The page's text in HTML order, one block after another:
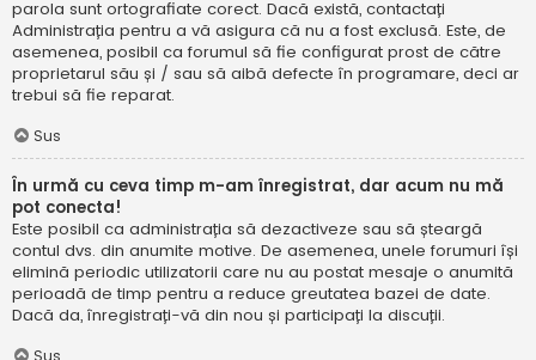
parola sunt ortografiate corect. Dacă există, contactați
Administrația pentru a vă asigura că nu a fost exclusă. Este, de
asemenea, posibil ca forumul să fie configurat prost de către
proprietarul său și / sau să aibă defecte în programare, deci ar
trebui să fie reparat.
Sus
În urmă cu ceva timp m-am înregistrat, dar acum nu mă
pot conecta!
Este posibil ca administrația să dezactiveze sau să șteargă
contul dvs. din anumite motive. De asemenea, unele forumuri își
elimină periodic utilizatorii care nu au postat mesaje o anumită
perioadă de timp pentru a reduce greutatea bazei de date.
Dacă da, înregistrați-vă din nou și participați la discuții.
Sus